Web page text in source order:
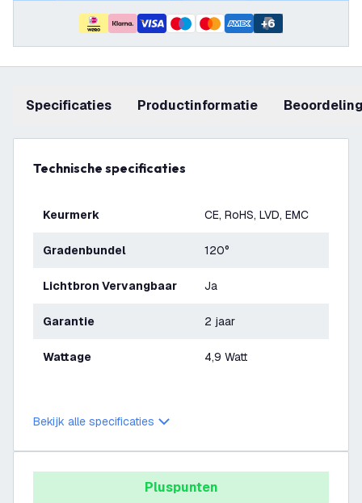
+6
Specificaties productinformatie
Technische specificaties
Keurmerk CE, RoHS, LVD, EMC
Gradenbundel 120°
Lichtbron Vervangbaar Ja
Garantie 2 jaar
Wattage 4,9 Watt
Bekijk alle specificaties
Pluspunten